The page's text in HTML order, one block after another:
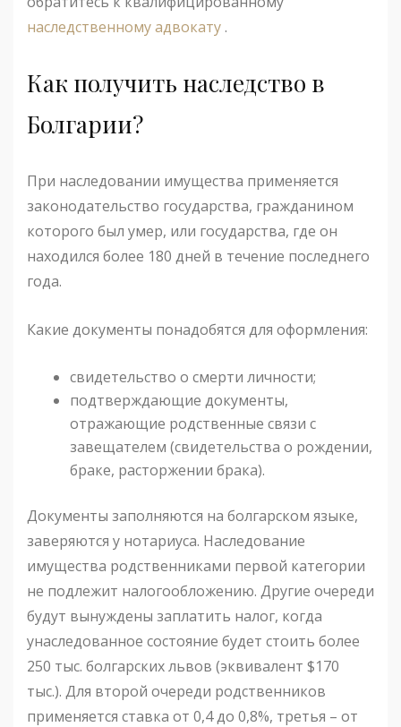
наследственному адвокату.
Как получить наследство в
Болгарии?
При наследовании имущества применяется
законодательство государства, гражданином
которого был умер, или государства, где он
находился более 180 дней в течение последнего
года.
Какие документы понадобятся для оформления:
свидетельство о смерти личности;
подтверждающие документы,
отражающие родственные связи с
завещателем (свидетельства о рождении,
браке, расторжении брака).
Документы заполняются на болгарском языке,
заверяются у нотариуса. Наследование
имущества родственниками первой категории
не подлежит налогообложению. Другие очереди
будут вынуждены заплатить налог, когда
унаследованное состояние будет стоить более
250 тыс. болгарских львов (эквивалент $170
тыс.). Для второй очереди родственников
применяется ставка от 0,4 до 0,8%, третья – от